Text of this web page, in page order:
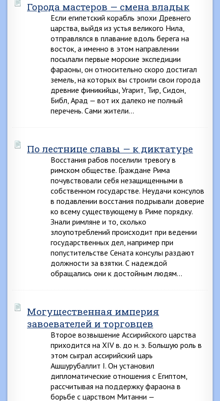
Города мастеров — смена владык
Если египетский корабль эпохи Древнего
царства, выйдя из устья великого Нила,
отправлялся в плавание вдоль берега на
восток, а именно в этом направлении
посылали первые морские экспедиции
фараоны, он относительно скоро достигал
земель, на которых вы строили свои города
древние финикийцы, Угарит, Тир, Сидон,
Библ, Арад — вот их далеко не полный
перечень. Сами жители…
По лестнице славы — к диктатуре
Восстания рабов поселили тревогу в
римском обществе. Граждане Рима
почувствовали себя незащищенными в
собственном государстве. Неудачи консулов
в подавлении восстания подрывали доверие
ко всему существующему в Риме порядку.
Знали римляне и то, сколько
злоупотреблений происходит при ведении
государственных дел, например при
попустительстве Сената консулы раздают
должности за взятки. С надеждой
обращались они к достойным людям…
Могущественная империя
завоевателей и торговцев
Второе возвышение Ассирийского царства
приходится на XIV в. до н. э. Большую роль в
этом сыграл ассирийский царь
Ашшурубаллит I. Он установил
дипломатические отношения с Египтом,
рассчитывая на поддержку фараона в
борьбе с царством Митанни —